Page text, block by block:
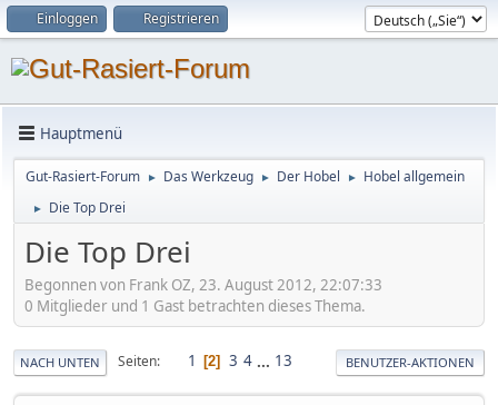
Einloggen Registrieren
Hauptmenü
Gut-Rasiert-Forum ► Das Werkzeug ► Der Hobel ► Hobel allgemein
► Die Top Drei
Die Top Drei
Begonnen von Frank OZ, 23. August 2012, 22:07:33
0 Mitglieder und 1 Gast betrachten dieses Thema.
NACH UNTEN Seiten 1 2 3 4 ... 13 BENUTZER-AKTIONEN